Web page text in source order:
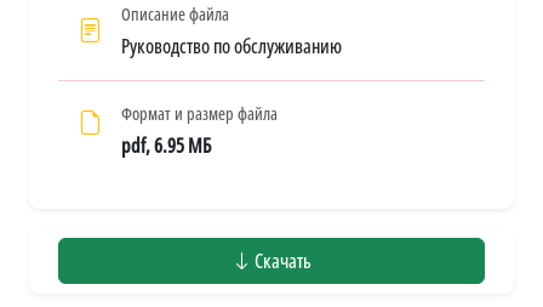
Описание файла
Руководство по обслуживанию
Формат и размер файла
pdf, 6.95 МБ
Скачать